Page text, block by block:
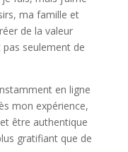
ma famille et
de la valeur
seulement de
en ligne
mon expérience,
être authentique
gratifiant que de